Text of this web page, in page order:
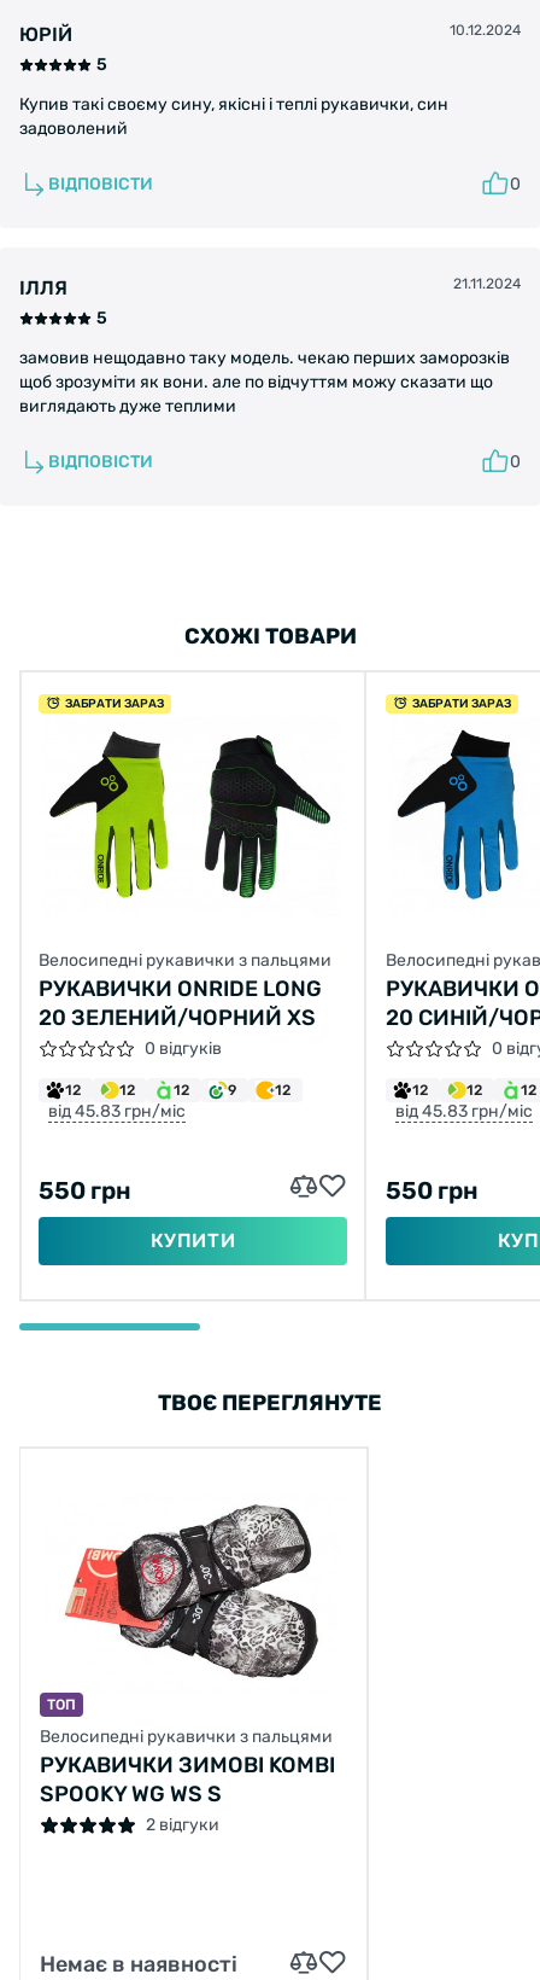
ЮРІЙ
5
10.12.2024
Купив такі своєму сину, якісні і теплі рукавички, син
задоволений
ВІДПОВІСТИ 0
ІЛЛЯ
5
21.11.2024
замовив нещодавно таку модель. чекаю перших заморозків
щоб зрозуміти як вони. але по відчуттям можу сказати що
виглядають дуже теплими
ВІДПОВІСТИ 0
СХОЖІ ТОВАРИ
ЗАБРАТИ ЗАРАЗ
Велосипедні рукавички з пальцями
РУКАВИЧКИ ONRIDE LONG
20 ЗЕЛЕНИЙ/ЧОРНИЙ XS
0 відгуків
12 12 12 9 12
від 45.83 грн/міс
550 грн
КУПИТИ
ЗАБРАТИ ЗАРАЗ
Велосипедні
РУКАВИЧКИ
20 СИНІЙ/
0
12 12 12
від 45.83 грн/міс
550 грн
ТВОЄ ПЕРЕГЛЯНУТЕ
ТОП
Велосипедні рукавички з пальцями
РУКАВИЧКИ ЗИМОВІ KOMBI
SPOOKY WG WS S
2 відгуки
Немає в наявності